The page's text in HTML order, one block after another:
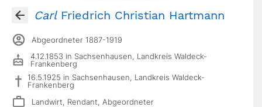
CarlFriedrich Christian Hartmann
Abgeordneter 1887-1919
4.12.1853 in Sachsenhausen, Landkreis Waldeck-
Frankenberg
16.5.1925 in Sachsenhausen, Landkreis Waldeck-
Frankenberg
Landwirt, Rendant, Abgeordneter